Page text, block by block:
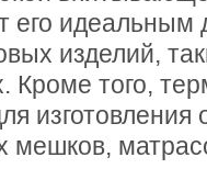
его идеальным
изделий,
Кроме того,
мешков,